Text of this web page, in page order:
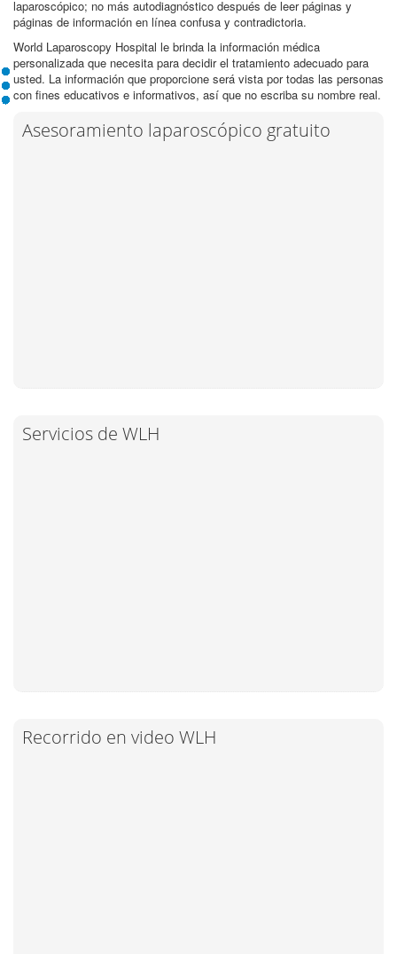
laparoscópico; no más autodiagnóstico después de leer páginas y
páginas de información en línea confusa y contradictoria.
World Laparoscopy Hospital le brinda la información médica
personalizada que necesita para decidir el tratamiento adecuado para
usted. La información que proporcione será vista por todas las personas
con fines educativos e informativos, así que no escriba su nombre real.
Asesoramiento laparoscópico gratuito
Servicios de WLH
Recorrido en video WLH